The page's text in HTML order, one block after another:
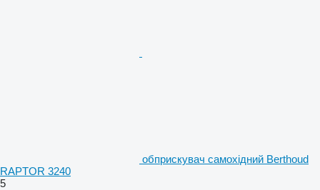
обприскувач самохідний Berthoud
RAPTOR 3240
5